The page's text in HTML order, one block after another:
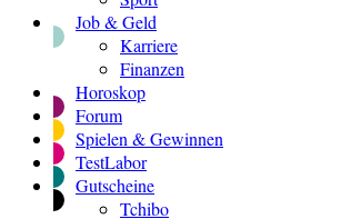
Job & Geld
Karriere
Finanzen
Horoskop
Forum
Spielen & Gewinnen
TestLabor
Gutscheine
Tchibo